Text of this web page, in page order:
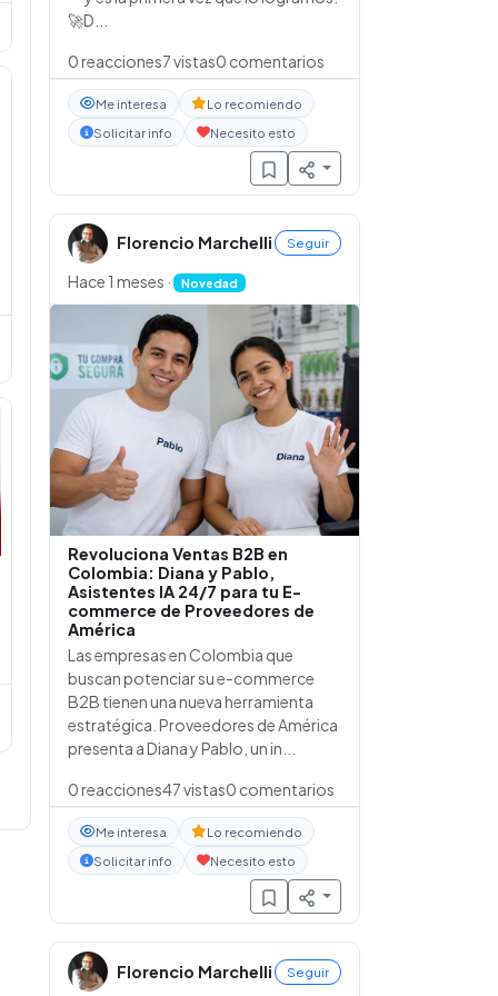
🚀D...
0reacciones7vistas0 comentarios
Me interesa
Lo recomiendo
Solicitar info
Necesito esto
Florencio Marchelli Seguir
Hace 1 meses · Novedad
Revoluciona Ventas B2B en
Colombia: Diana y Pablo,
Asistentes IA 24/7 para tu E-
commerce de Proveedores de
América
Las empresas en Colombia que
buscan potenciar su e-commerce
B2B tienen una nueva herramienta
estratégica. Proveedores de América
presenta a Diana y Pablo, un in...
0reacciones47vistas0 comentarios
Me interesa
Lo recomiendo
Solicitar info
Necesito esto
Florencio Marchelli Seguir